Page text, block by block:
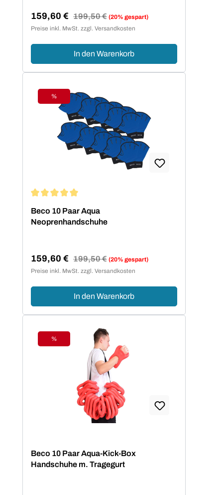
Verkaufspreis:
159,60 € Regulärer Preis:
199,50 € (20% gespart)
Preise inkl. MwSt. zzgl. Versandkosten
In den Warenkorb
Rabatt
%
Beco 10 Paar Aqua
Neoprenhandschuhe
Verkaufspreis:
159,60 € Regulärer Preis:
199,50 € (20% gespart)
Preise inkl. MwSt. zzgl. Versandkosten
In den Warenkorb
Rabatt
%
Beco 10 Paar Aqua-Kick-Box
Handschuhe m. Tragegurt